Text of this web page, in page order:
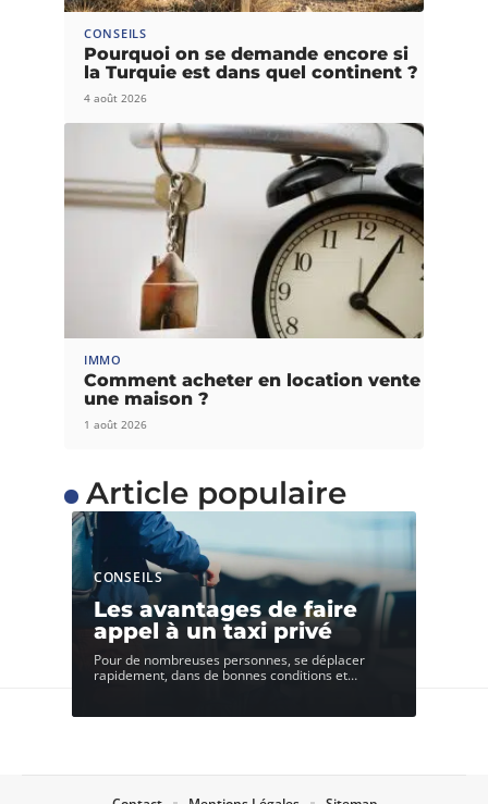
CONSEILS
Pourquoi on se demande encore si
la Turquie est dans quel continent ?
4 août 2026
IMMO
Comment acheter en location vente
une maison ?
1 août 2026
Article populaire
CONSEILS
Les avantages de faire
appel à un taxi privé
Pour de nombreuses personnes, se déplacer
rapidement, dans de bonnes conditions et…